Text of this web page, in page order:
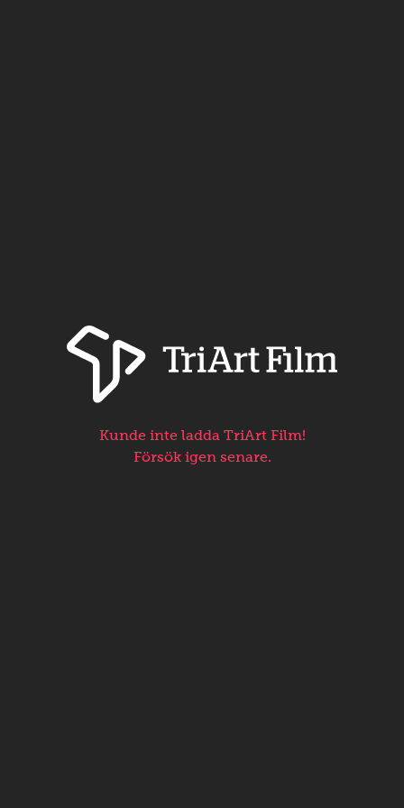
Kunde inte ladda TriArt Film!
Försök igen senare.